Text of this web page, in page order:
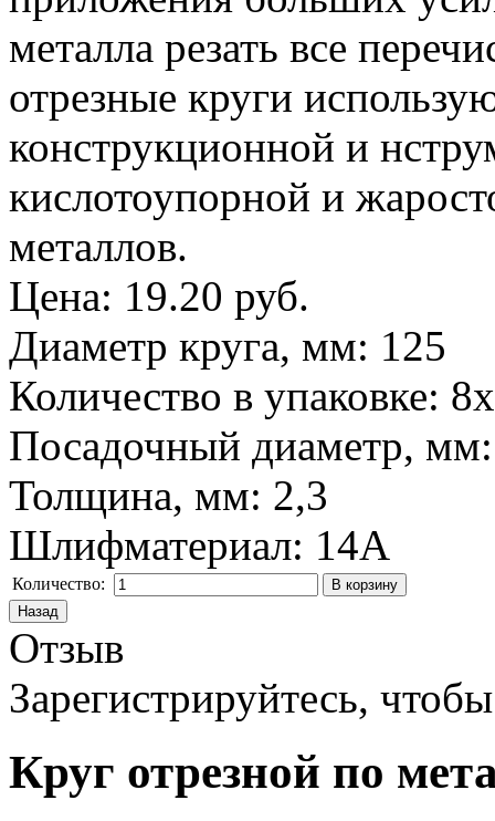
металла резать все
отрезные круги
конструкционной и
кислотоупорной и
металлов.
Цена: 19.20 руб.
Диаметр круга, мм: 125
Количество в упаковке:
Посадочный диаметр, мм
Толщина, мм: 2,3
Шлифматериал: 14A
Количество:
Отзыв
Зарегистрируйтесь,
Круг отрезной по